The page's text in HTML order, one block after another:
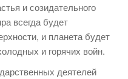
и созидательного
всегда будет
и планета будет
и горячих войн.
деятелей